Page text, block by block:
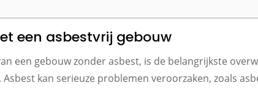
een asbestvrij gebouw
een gebouw zonder asbest, is de belangrijkste
kan serieuze problemen veroorzaken, zoals